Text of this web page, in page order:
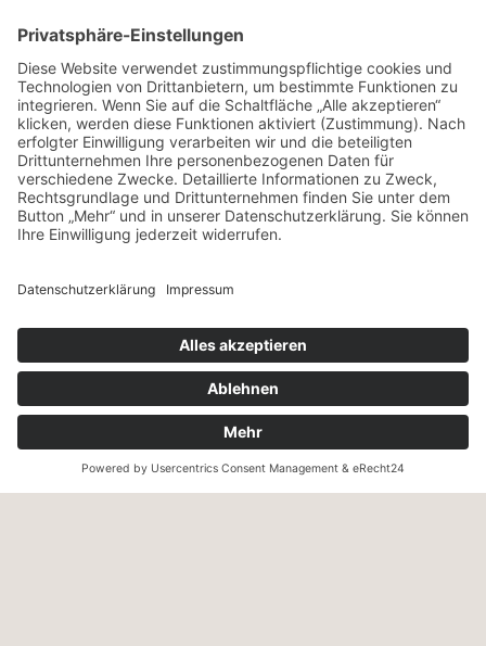
NEWSLETTER
ANMELDEN
VERSANDART & ZAHLUNG
Wir versenden innerhalb Deutschland mit UPS – ab einem
Wir akzeptieren Zahlung per Kreditkarte, PayPal, Sepa-
Lastschrift und Vorkasse sowie Zahlung auf Rechnung (für
freigeschaltete Stammkunden).